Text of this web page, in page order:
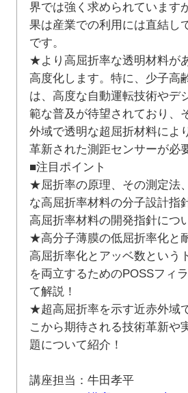
界では強く求められています
果は産業での利用には直結し
です。
★より高屈折率な透明材料が
高度化します。特に、少子高
は、高度な自動運転技術やデ
範な普及が待望されており、
外域で透明な超屈折材料によ
革新された測距センサーが必
■注目ポイント
★屈折率の原理、その測定法
な高屈折率材料の分子設計指
高屈折率材料の開発指針につ
★高分子薄膜の低屈折率化と
高屈折率化とアッベ数という
を両立するためのPOSSフィ
て解説！
★超高屈折率を示す近赤外域
こから期待される技術革新や
題について紹介！
講座担当：牛田孝平